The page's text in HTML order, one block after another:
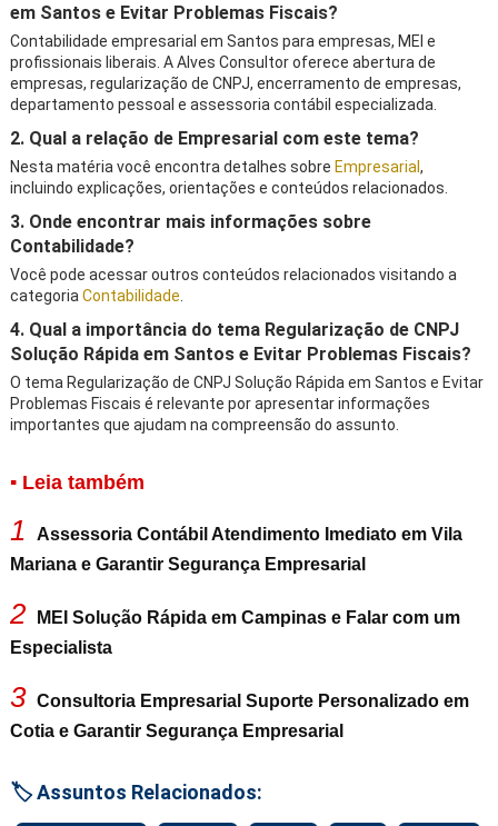
em Santos e Evitar Problemas Fiscais?
Contabilidade empresarial em Santos para empresas, MEI e
profissionais liberais. A Alves Consultor oferece abertura de
empresas, regularização de CNPJ, encerramento de empresas,
departamento pessoal e assessoria contábil especializada.
2. Qual a relação de Empresarial com este tema?
Nesta matéria você encontra detalhes sobre Empresarial,
incluindo explicações, orientações e conteúdos relacionados.
3. Onde encontrar mais informações sobre
Contabilidade?
Você pode acessar outros conteúdos relacionados visitando a
categoria Contabilidade
4. Qual a importância do tema Regularização de CNPJ
Solução Rápida em Santos e Evitar Problemas Fiscais?
O tema Regularização de CNPJ Solução Rápida em Santos e Evitar
Problemas Fiscais é relevante por apresentar informações
importantes que ajudam na compreensão do assunto.
▪ Leia também
1
Assessoria Contábil Atendimento Imediato em Vila
Mariana e Garantir Segurança Empresarial
2
MEI Solução Rápida em Campinas e Falar com um
Especialista
3 Consultoria Empresarial Suporte Personalizado em
Cotia e Garantir Segurança Empresarial
🏷️ Assuntos Relacionados: